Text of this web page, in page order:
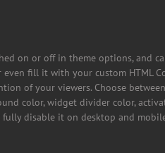
on or off in theme options, and
fill it with your custom HTML
of your viewers. Choose
color, widget divider color,
disable it on desktop and